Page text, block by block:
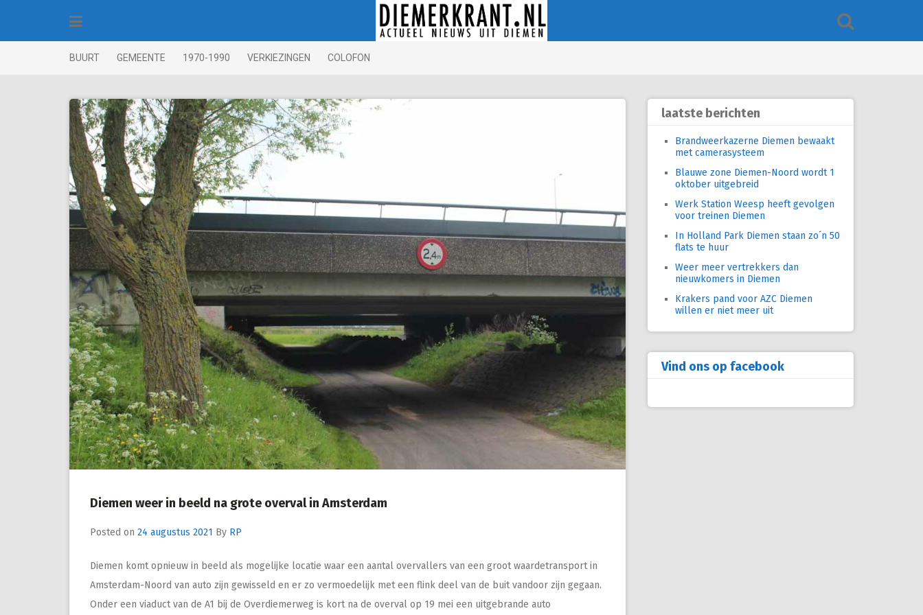
BUURT GEMEENTE 1970-1990 VERKIEZINGEN COLOFON
Diemen weer in beeld na grote overval in Amsterdam
Posted on 24 augustus 2021 By RP
Diemen komt opnieuw in beeld als mogelijke locatie waar een aantal overvallers van een groot waardetransport in
Amsterdam-Noord van auto zijn gewisseld en er zo vermoedelijk met een flink deel van de buit vandoor zijn gegaan.
Onder een viaduct van de A1 bij de Overdiemerweg is kort na de overval op 19 mei een uitgebrande auto
laatste berichten
Brandweerkazerne Diemen bewaakt
met camerasysteem
Blauwe zone Diemen-Noord wordt 1
oktober uitgebreid
Werk Station Weesp heeft gevolgen
voor treinen Diemen
In Holland Park Diemen staan zo´n 50
flats te huur
Weer meer vertrekkers dan
nieuwkomers in Diemen
Krakers pand voor AZC Diemen
willen er niet meer uit
Vind ons op facebook